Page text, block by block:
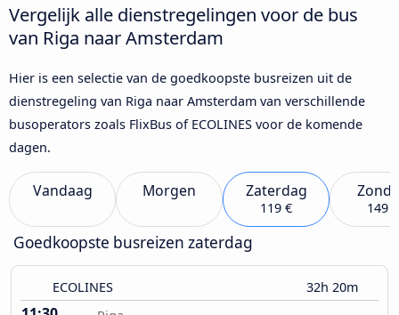
Vergelijk alle dienstregelingen voor de bus
van Riga naar Amsterdam
Hier is een selectie van de goedkoopste busreizen uit de
dienstregeling van Riga naar Amsterdam van verschillende
busoperators zoals FlixBus of ECOLINES voor de komende
dagen.
Vandaag Morgen Zaterdag
119 € 149 €
Goedkoopste busreizen zaterdag
ECOLINES 32h 20m